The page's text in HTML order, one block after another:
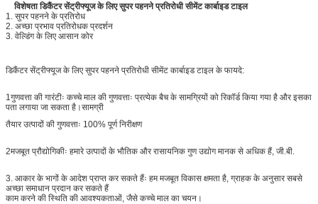
विशेषता डिकैंटर सेंट्रीफ्यूज के लिए सुपर पहनने प्रतिरोधी सीमेंट कार्बाइड टाइल
1. सुपर पहनने के प्रतिरोध
2. अच्छा प्रभाव प्रतिरोधक प्रदर्शन
3. वेल्डिंग के लिए आसान कोर
डिकैंटर सेंट्रीफ्यूज के लिए सुपर पहनने प्रतिरोधी सीमेंट कार्बाइड टाइल के फायदे:
1गुणवत्ता की गारंटीः कच्चे माल की गुणवत्ताः प्रत्येक बैच के सामग्रियों को रिकॉर्ड किया गया है और इसका
पता लगाया जा सकता है।सामग्री
तैयार उत्पादों की गुणवत्ताः 100% पूर्ण निरीक्षण
2मजबूत प्रौद्योगिकीः हमारे उत्पादों के भौतिक और रासायनिक गुण उद्योग मानक से अधिक हैं, जी.बी.
3. आकार के भागों के आदेश प्राप्त कर सकते हैंः हम मजबूत विकास क्षमता है, ग्राहक के अनुसार सबसे
अच्छा समाधान प्रदान कर सकते हैं
काम करने की स्थिति की आवश्यकताओं, जैसे कच्चे माल का चयन।